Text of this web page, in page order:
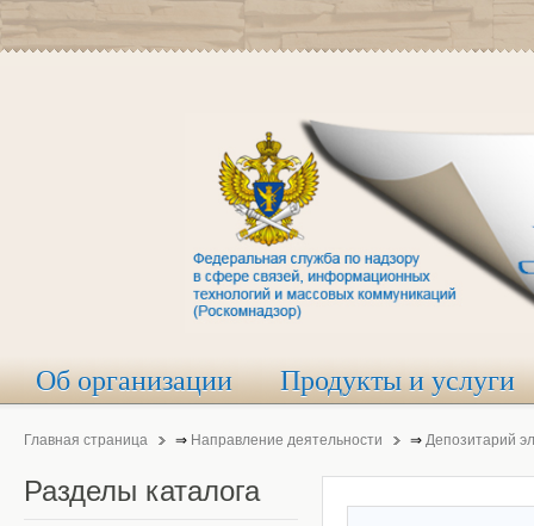
Об организации Продукты и услуги
Главная страница ⇒ Направление деятельности ⇒ Депозитарий
Разделы каталога